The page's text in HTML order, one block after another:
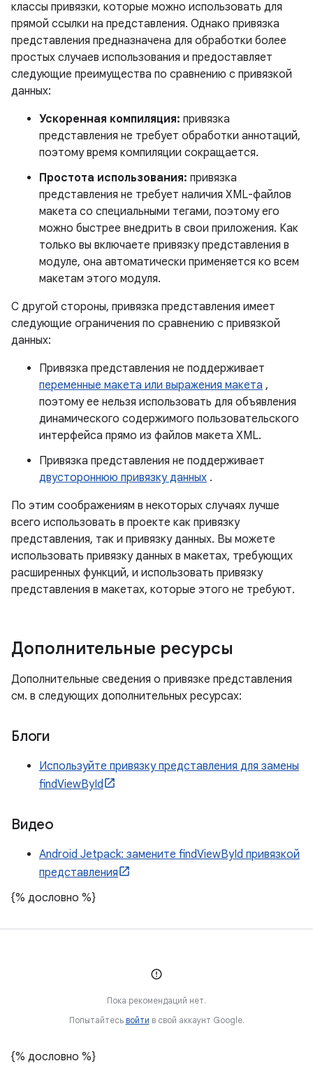
классы привязки, которые можно использовать для
прямой ссылки на представления. Однако привязка
представления предназначена для обработки более
простых случаев использования и предоставляет
следующие преимущества по сравнению с привязкой
данных:
Ускоренная компиляция: привязка
представления не требует обработки аннотаций,
поэтому время компиляции сокращается.
Простота использования: привязка
представления не требует наличия XML-файлов
макета со специальными тегами, поэтому его
можно быстрее внедрить в свои приложения. Как
только вы включаете привязку представления в
модуле, она автоматически применяется ко всем
макетам этого модуля.
С другой стороны, привязка представления имеет
следующие ограничения по сравнению с привязкой
данных:
Привязка представления не поддерживает
переменные макета или выражения макета ,
поэтому ее нельзя использовать для объявления
динамического содержимого пользовательского
интерфейса прямо из файлов макета XML.
Привязка представления не поддерживает
двустороннюю привязку данных .
По этим соображениям в некоторых случаях лучше
всего использовать в проекте как привязку
представления, так и привязку данных. Вы можете
использовать привязку данных в макетах, требующих
расширенных функций, и использовать привязку
представления в макетах, которые этого не требуют.
Дополнительные ресурсы
Дополнительные сведения о привязке представления
см. в следующих дополнительных ресурсах:
Блоги
Используйте привязку представления для замены
findViewById
Видео
Android Jetpack: замените findViewById привязкой
представления
{% дословно %}
Пока рекомендаций нет.
Попытайтесь войти в свой аккаунт Google.
{% дословно %}